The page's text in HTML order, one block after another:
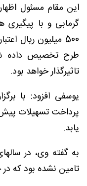
این مقام مسئول
گرمابی و با پیگیری
طرح تخصیص داده
تاثیرگذار خواهد بود.
یوسفی افزود: با
پرداخت تسهیلات
یابد.
به گفته وی، در
تامین نشده بود که